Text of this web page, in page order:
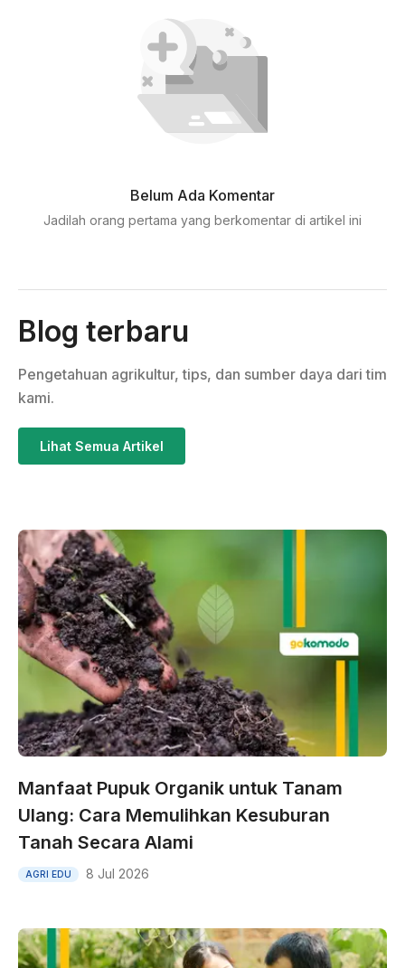
Belum Ada Komentar
Jadilah orang pertama yang berkomentar di artikel ini
Blog terbaru
Pengetahuan agrikultur, tips, dan sumber daya dari tim
kami.
Lihat Semua Artikel
Manfaat Pupuk Organik untuk Tanam
Ulang: Cara Memulihkan Kesuburan
Tanah Secara Alami
AGRI EDU 8 Jul 2026